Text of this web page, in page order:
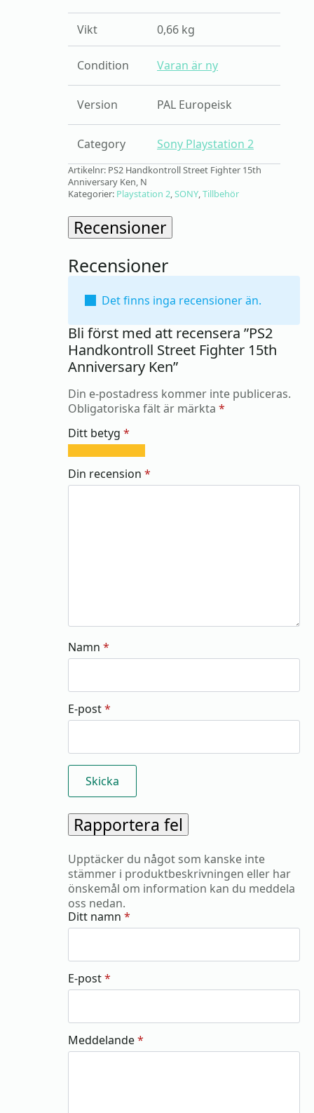
Vikt 0,66 kg
Condition Varan är ny
Version PAL Europeisk
Category Sony Playstation 2
Artikelnr: PS2 Handkontroll Street Fighter 15th
Anniversary Ken, N
Kategorier: Playstation 2,SONY,Tillbehör
Recensioner
Recensioner
Det finns inga recensioner än.
Bli först med att recensera ”PS2
Handkontroll Street Fighter 15th
Anniversary Ken”
Din e-postadress kommer inte publiceras.
Obligatoriska fält är märkta *
Ditt betyg *
av
5
5
5
av
5 5
Din recension *
Namn *
E-post*
Rapportera fel
Upptäcker du något som kanske inte
stämmer i produktbeskrivningen eller har
önskemål om information kan du meddela
oss nedan.
Ditt namn *
E-post*
Meddelande*